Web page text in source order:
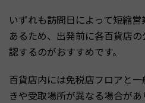
いずれも訪問日によって短縮
あるため、出発前に各百貨店
認するのがおすすめです。
百貨店内には免税店フロアと
きや受取場所が異なる場合が